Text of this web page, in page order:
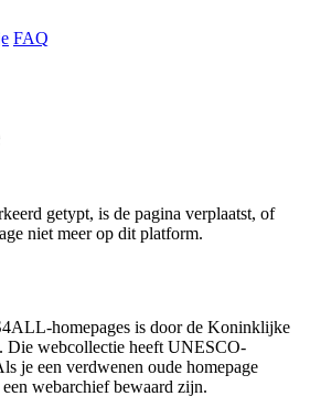
FAQ
getypt, is de pagina verplaatst, of
niet meer op dit platform.
homepages is door de Koninklijke
Die webcollectie heeft UNESCO-
je een verdwenen oude homepage
webarchief bewaard zijn.